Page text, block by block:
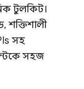
টুলকিট।
সহ
সহজ